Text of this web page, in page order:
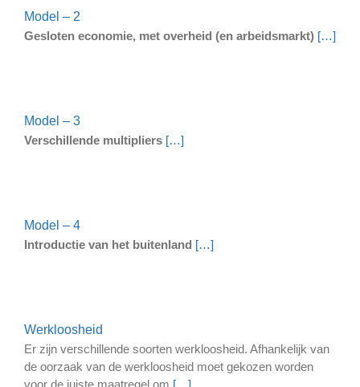
Model – 2
Gesloten economie, met overheid (en arbeidsmarkt) […]
Model – 3
Verschillende multipliers […]
Model – 4
Introductie van het buitenland […]
Werkloosheid
Er zijn verschillende soorten werkloosheid. Afhankelijk van
de oorzaak van de werkloosheid moet gekozen worden
voor de juiste maatregel om […]